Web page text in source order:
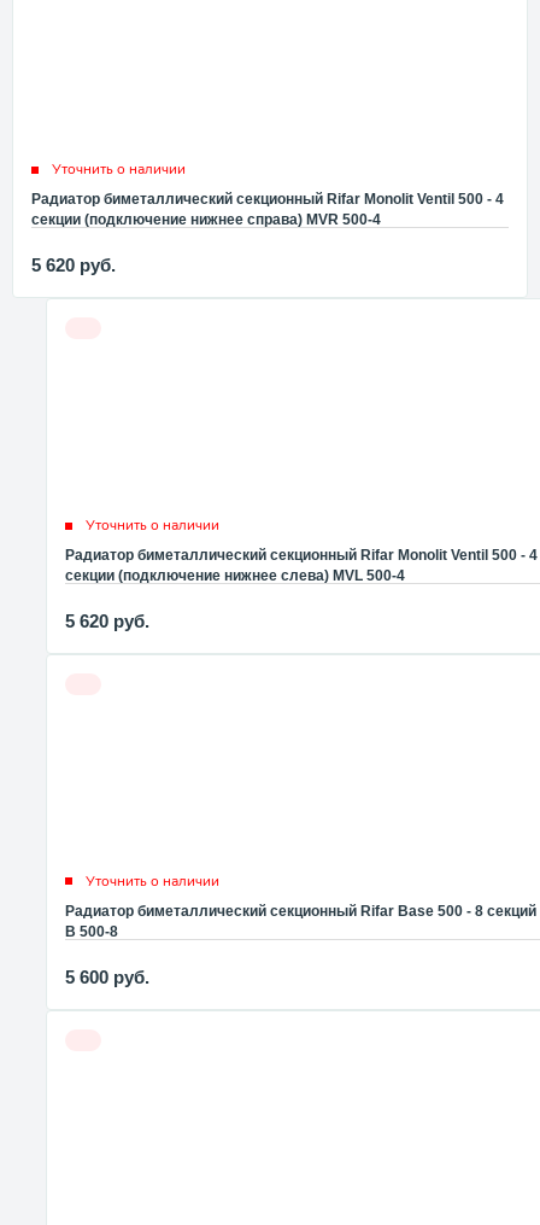
Уточнить о наличии
Радиатор биметаллический секционный Rifar Monolit Ventil 500 - 4
секции (подключение нижнее справа) MVR 500-4
5 620 руб.
Уточнить о наличии
Радиатор биметаллический секционный Rifar Monolit Ventil 500 - 4
секции (подключение нижнее слева) MVL 500-4
5 620 руб.
Уточнить о наличии
Радиатор биметаллический секционный Rifar Base 500 - 8 секций
B 500-8
5 600 руб.